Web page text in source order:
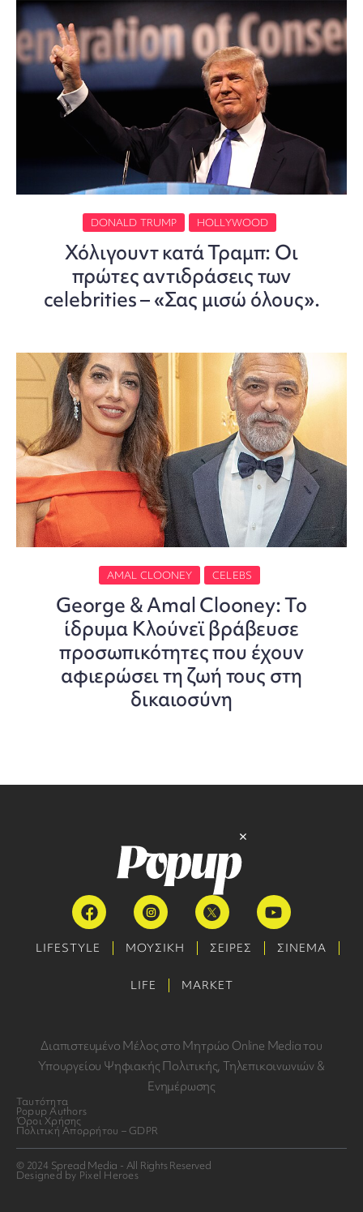
DONALD TRUMP HOLLYWOOD
Χόλιγουντ κατά Τραμπ: Οι
πρώτες αντιδράσεις των
celebrities – «Σας μισώ όλους».
AMAL CLOONEY CELEBS
George & Amal Clooney: Το
ίδρυμα Κλούνεϊ βράβευσε
προσωπικότητες που έχουν
αφιερώσει τη ζωή τους στη
δικαιοσύνη
LIFESTYLE ΜΟΥΣΙΚΗ ΣΕΙΡΕΣ ΣΙΝΕΜΑ
LIFE MARKET
Διαπιστευμένο Μέλος στο Μητρώο Online Media του
Υπουργείου Ψηφιακής Πολιτικής, Τηλεπικοινωνιών &
Ενημέρωσης
Ταυτότητα
Popup Authors
Όροι Χρήσης
Πολιτική Απορρήτου – GDPR
© 2024 Spread Media - All Rights Reserved
Designed by Pixel Heroes